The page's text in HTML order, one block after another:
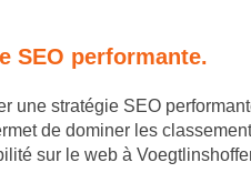
SEO performante.
une stratégie SEO
de dominer les
sur le web à